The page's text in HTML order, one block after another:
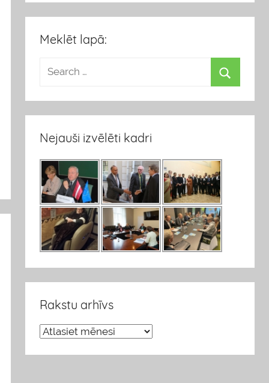
Meklēt lapā:
Nejauši izvēlēti kadri
Rakstu arhīvs
R